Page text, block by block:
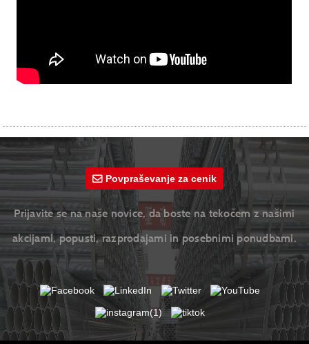
Povpraševanje za cenik
Prijavite se na naše novice, da boste na tekočem z našimi
akcijami, popusti, razprodajami in posebnimi ponudbami.